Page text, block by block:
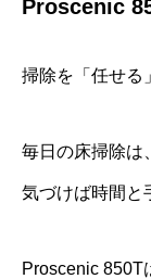
Proscenic
掃除を「任せる
毎日の床掃除は、
気づけば時間と
Proscenic 850T